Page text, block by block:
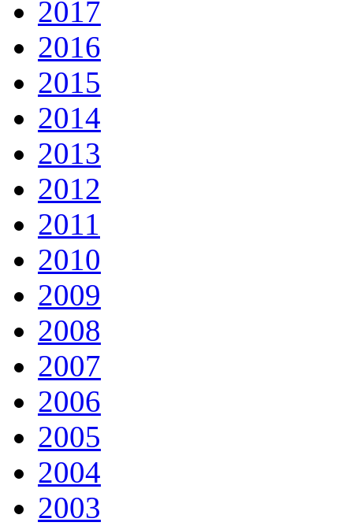
2017
2016
2015
2014
2013
2012
2011
2010
2009
2008
2007
2006
2005
2004
2003